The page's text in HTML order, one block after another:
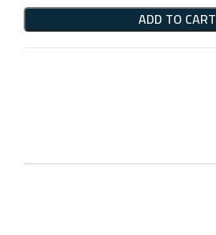
ADD TO CART